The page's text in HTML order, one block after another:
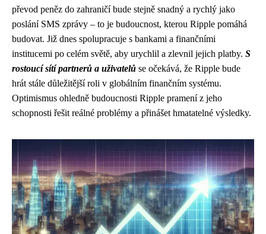
převod peněz do zahraničí bude stejně snadný a rychlý jako
poslání SMS zprávy – to je budoucnost, kterou Ripple pomáhá
budovat. Již dnes spolupracuje s bankami a finančními
institucemi po celém světě, aby urychlil a zlevnil jejich platby. S
rostoucí sítí partnerů a uživatelů se očekává, že Ripple bude
hrát stále důležitější roli v globálním finančním systému.
Optimismus ohledně budoucnosti Ripple pramení z jeho
schopnosti řešit reálné problémy a přinášet hmatatelné výsledky.